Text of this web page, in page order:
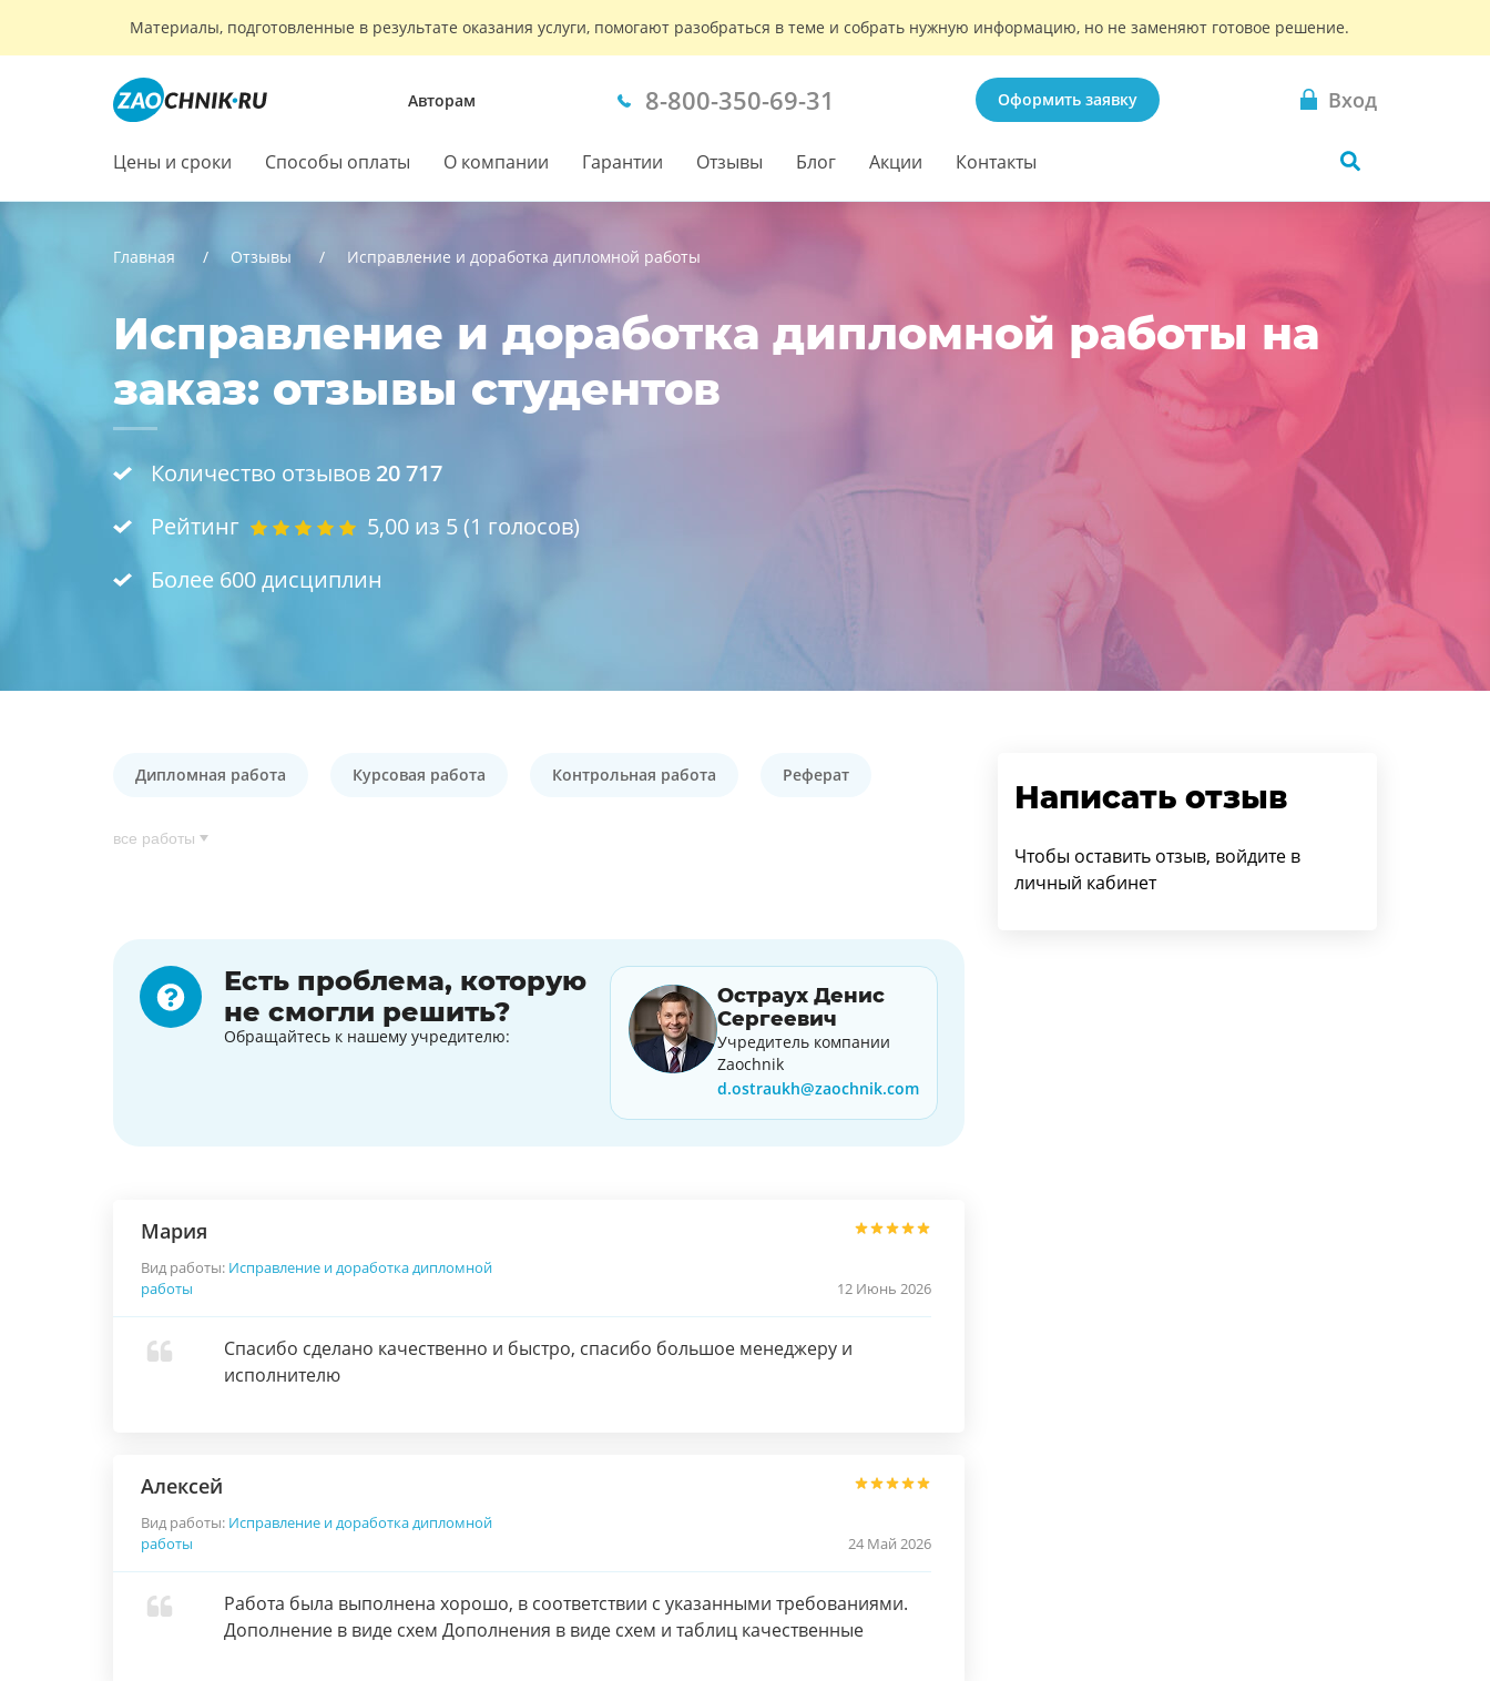
Материалы, подготовленные в результате оказания услуги, помогают разобраться в теме и собрать нужную информацию, но не заменяют готовое решение.
Авторам 8-800-350-69-31 Оформить заявку Вход
Цены и сроки Способы оплаты О компании Гарантии Отзывы Блог Акции Контакты
Главная Отзывы Исправление и доработка дипломной работы
Исправление и доработка дипломной работы на
заказ: отзывы студентов
Количество отзывов 20 717
Рейтинг
5,00 из 5 (1 голосов)
Более 600 дисциплин
Дипломная работа Курсовая работа Контрольная работа Реферат
все работы
Есть проблема, которую
не смогли решить?
Обращайтесь к нашему учредителю:
Остраух Денис
Сергеевич
Учредитель компании
Zaochnik
d.ostraukh@zaochnik.com
Мария
Вид работы: Исправление и доработка дипломной
работы
12 Июнь 2026
Спасибо сделано качественно и быстро, спасибо большое менеджеру и
исполнителю
Алексей
Вид работы: Исправление и доработка дипломной
работы
24 Май 2026
Работа была выполнена хорошо, в соответствии с указанными требованиями.
Дополнение в виде схем Дополнения в виде схем и таблиц качественные
Написать отзыв
Чтобы оставить отзыв, войдите в
личный кабинет